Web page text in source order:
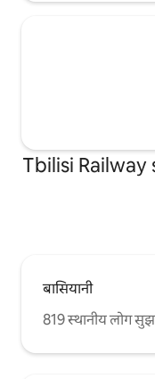
Tbilisi
बासियानी
819 स्थानीय लोग